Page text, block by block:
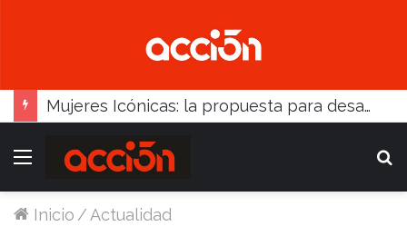
Mujeres Icónicas: la propuesta para desarrollo empresarial femenino que llega a Balcarce
Menú
Inicio /Actualidad